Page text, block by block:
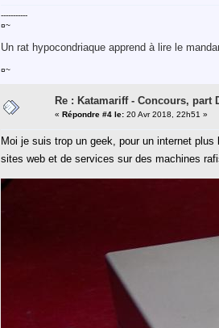
-----------
¤~
Un rat hypocondriaque apprend à lire le
¤~
Re : Katamariff - Concours, part
« Répondre #4 le: 20 Avr 2018, 22h51 »
Moi je suis trop un geek, pour un internet
sites web et de services sur des machines